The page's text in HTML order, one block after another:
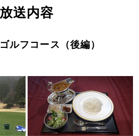
放送内容
ルフコース（後編）